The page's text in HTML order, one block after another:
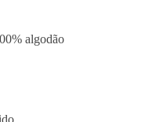
algodão